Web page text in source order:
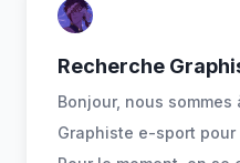
Recherche
Bonjour, nous
Graphiste e-sport